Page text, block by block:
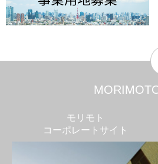
モリモト
コーポレートサイト